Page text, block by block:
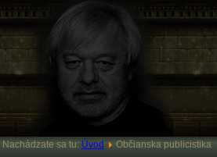
Nachádzate sa tu: Úvod Občianska publicistika